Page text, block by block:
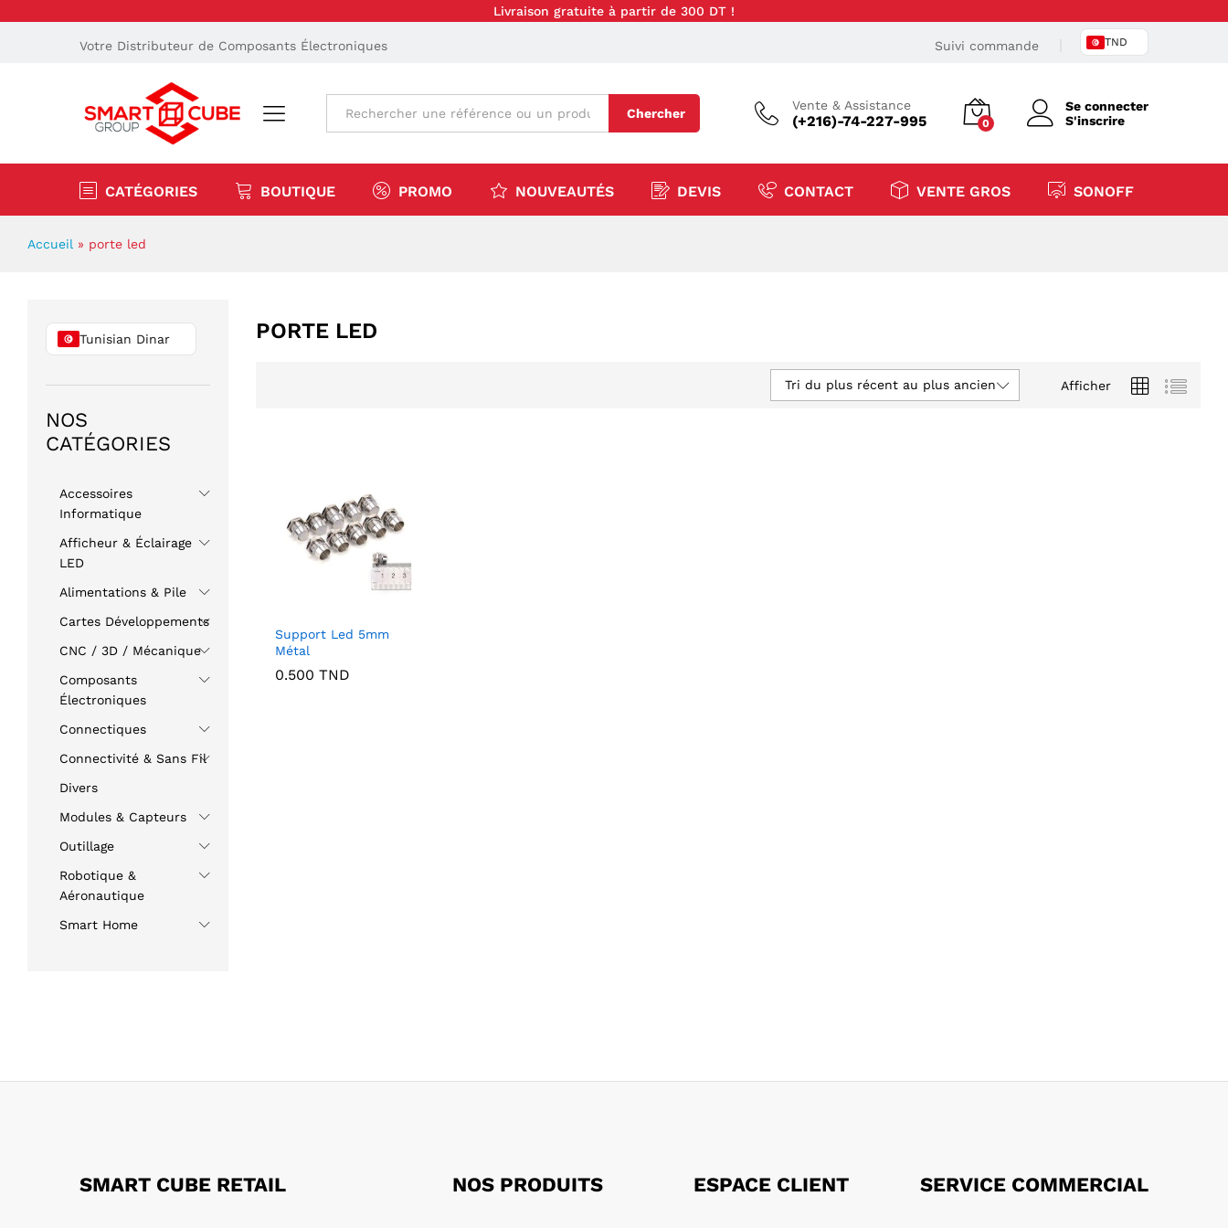
Livraison gratuite à partir de 300 DT !
Votre Distributeur de Composants Électroniques Suivi commande TND
Tout Chercher
Vente & Assistance
(+216)-74-227-995 0
Se connecter
S'inscrire
CATÉGORIES BOUTIQUE PROMO NOUVEAUTÉS DEVIS CONTACT VENTE GROS SONOFF
Accueil » porte led
PORTE LED
Afficher
Tri du plus récent au plus ancien
Support Led 5mm
Métal
0.500 TND
Tunisian Dinar
NOS
CATÉGORIES
Accessoires
Informatique
Afficheur & Éclairage
LED
Alimentations & Pile
Cartes Développements
CNC / 3D / Mécanique
Composants
Électroniques
Connectiques
Connectivité & Sans Fil
Divers
Modules & Capteurs
Outillage
Robotique &
Aéronautique
Smart Home
SMART CUBE RETAIL NOS PRODUITS ESPACE CLIENT SERVICE COMMERCIAL